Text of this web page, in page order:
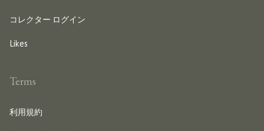
コレクター ログイン
Likes
Terms
利用規約